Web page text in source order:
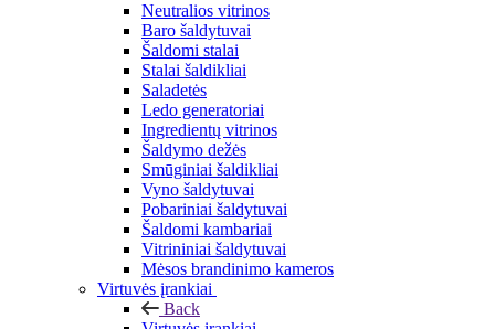
Neutralios vitrinos
Baro šaldytuvai
Šaldomi stalai
Stalai šaldikliai
Saladetės
Ledo generatoriai
Ingredientų vitrinos
Šaldymo dežės
Smūginiai šaldikliai
Vyno šaldytuvai
Pobariniai šaldytuvai
Šaldomi kambariai
Vitrininiai šaldytuvai
Mėsos brandinimo kameros
Virtuvės įrankiai
Back